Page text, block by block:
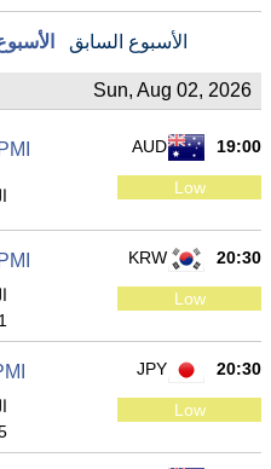
الأسبوع السابق
Sun, Aug 02, 2026
19:00
AUD
Low
20:30
KRW
Low
20:30
JPY
Low